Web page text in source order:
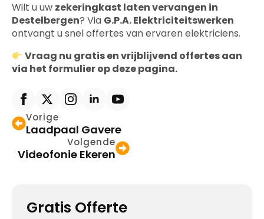
Gratis Offerte
Wilt u uw zekeringkast laten vervangen in
Destelbergen? Via G.P.A. Elektriciteitswerken
ontvangt u snel offertes van ervaren elektriciens.
Vraag nu gratis en vrijblijvend offertes aan
via het formulier op deze pagina.
Vorige
Laadpaal Gavere
Volgende
Videofonie Ekeren